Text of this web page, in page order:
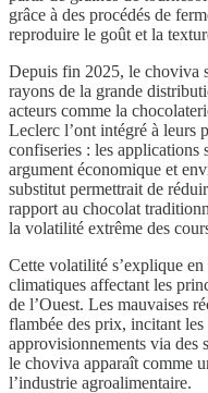
grâce à des procédés de
reproduire le goût et la
Depuis fin 2025, le choviva
rayons de la grande
acteurs comme la
Leclerc l’ont intégré à leurs
confiseries : les applications
argument économique et
substitut permettrait de
rapport au chocolat
la volatilité extrême des
Cette volatilité s’explique
climatiques affectant les
de l’Ouest. Les mauvaises
flambée des prix, incitant
approvisionnements via des
le choviva apparaît comme
l’industrie agroalimentaire.